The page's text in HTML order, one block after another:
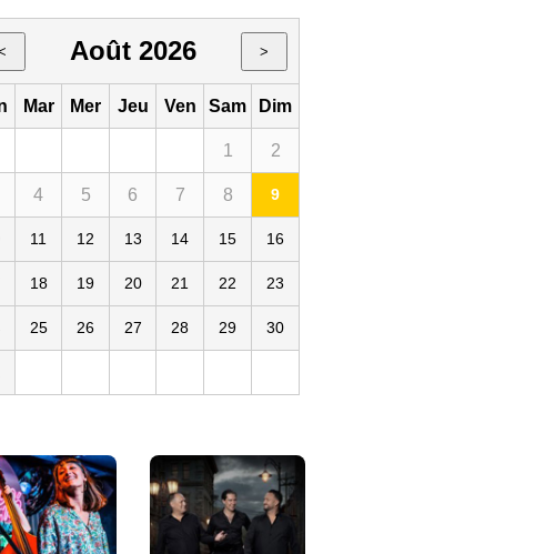
75019 75 FR Le Trabendo
Août 2026 >
Mar Mer Jeu Ven Sam Dim
1 2
4 5 6 7 8 9
11 12 13 14 15 16
18 19 20 21 22 23
25 26 27 28 29 30